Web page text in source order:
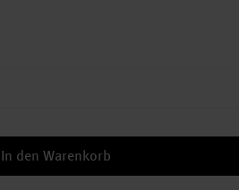
In den Warenkorb